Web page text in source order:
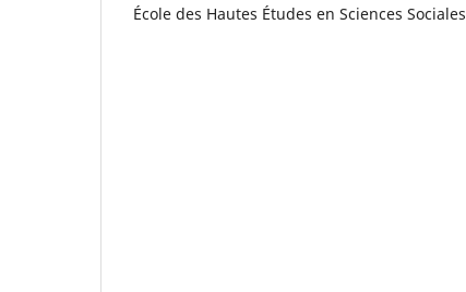
École des Hautes Études en Sciences Sociales